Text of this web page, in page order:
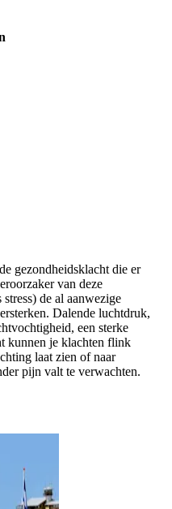
gezondheidsklacht die er
van deze
de al aanwezige
Dalende luchtdruk,
een sterke
kunnen je klachten flink
laat zien of naar
pijn valt te verwachten.